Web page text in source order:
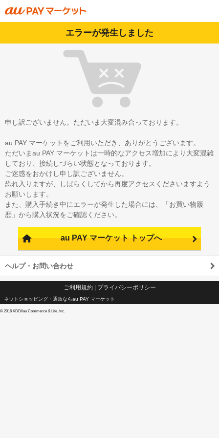
エラーが発生しました
申し訳ございません。ただいま大変混み合っております。
au PAY マーケットをご利用いただき、ありがとうございます。
ただいまau PAY マーケットは一時的なアクセス増加により大変混雑
しており、接続しづらい状態となっております。
ご迷惑をおかけし申し訳ございません。
恐れ入りますが、しばらくしてから再度アクセスくださいますよう
お願いします。
また、購入手続き中にエラーが発生した場合には、「お買い物履
歴」から購入状況をご確認ください。
au PAY マーケット トップへ
ヘルプ・お問い合わせ
ご利用規約| プライバシーポリシー
ネットショッピング・通販ならau PAY マーケット
© 2016 KDDI/au Commerce & Life, Inc.